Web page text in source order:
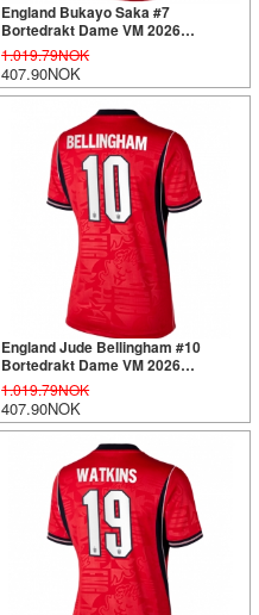
England Bukayo Saka #7
Bortedrakt Dame VM 2026
Kortermet
1.019.79NOK
407.90NOK
England Jude Bellingham #10
Bortedrakt Dame VM 2026
Kortermet
1.019.79NOK
407.90NOK